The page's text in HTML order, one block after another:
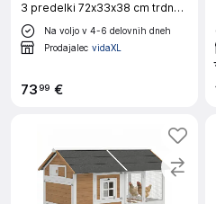
3 predelki 72x33x38 cm trdna
borovina
Na voljo v 4-6 delovnih dneh
Prodajalec vidaXL
7399 €